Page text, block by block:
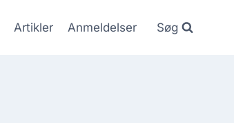
Artikler Anmeldelser Søg